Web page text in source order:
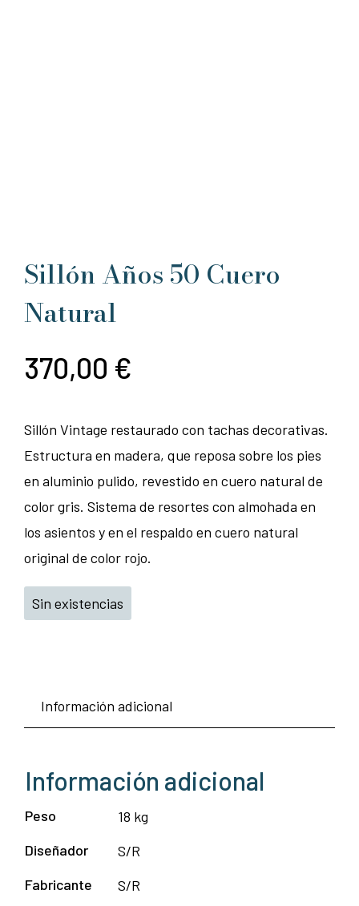
Sillón Años 50 Cuero
Natural
370,00 €
Sillón Vintage restaurado con tachas decorativas.
Estructura en madera, que reposa sobre los pies
en aluminio pulido, revestido en cuero natural de
color gris. Sistema de resortes con almohada en
los asientos y en el respaldo en cuero natural
original de color rojo.
Sin existencias
Información adicional
Información adicional
Peso
18 kg
Diseñador
S/R
Fabricante
S/R